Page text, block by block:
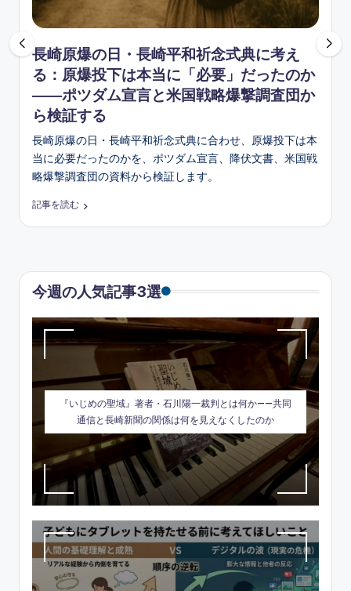
長崎原爆の日・長崎平和祈念式典に考え
る：原爆投下は本当に「必要」だったのか
――ポツダム宣言と米国戦略爆撃調査団か
ら検証する
長崎原爆の日・長崎平和祈念式典に合わせ、原爆投下は本
当に必要だったのかを、ポツダム宣言、降伏文書、米国戦
略爆撃調査団の資料から検証します。
記事を読む
今週の人気記事3選
『いじめの聖域』著者・石川陽一裁判とは何か——共同
通信と長崎新聞の関係は何を見えなくしたのか